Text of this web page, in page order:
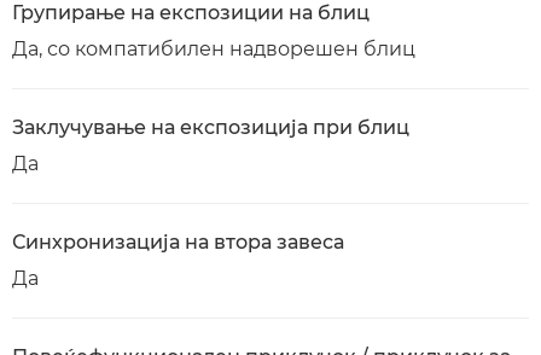
Групирање на експозиции на блиц
Да, со компатибилен надворешен блиц
Заклучување на експозиција при блиц
Да
Синхронизација на втора завеса
Да